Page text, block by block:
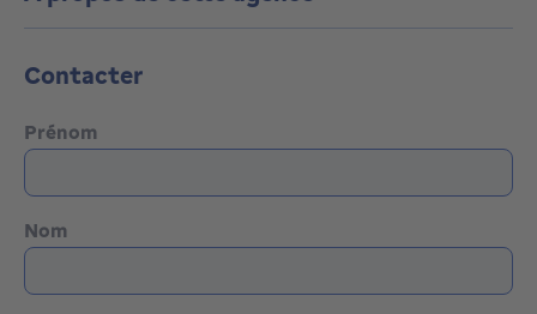
Contacter
Prénom
Nom